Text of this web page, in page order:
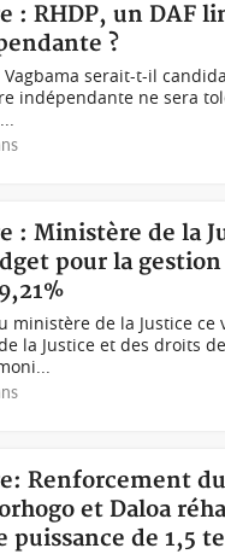
: RHDP, un DAF
?
Vagbama serait-t-il
indépendante ne sera
: Ministère de la
pour la
ministère de la Justice
la Justice et des droits
Renforcement
et Daloa
de 1,5